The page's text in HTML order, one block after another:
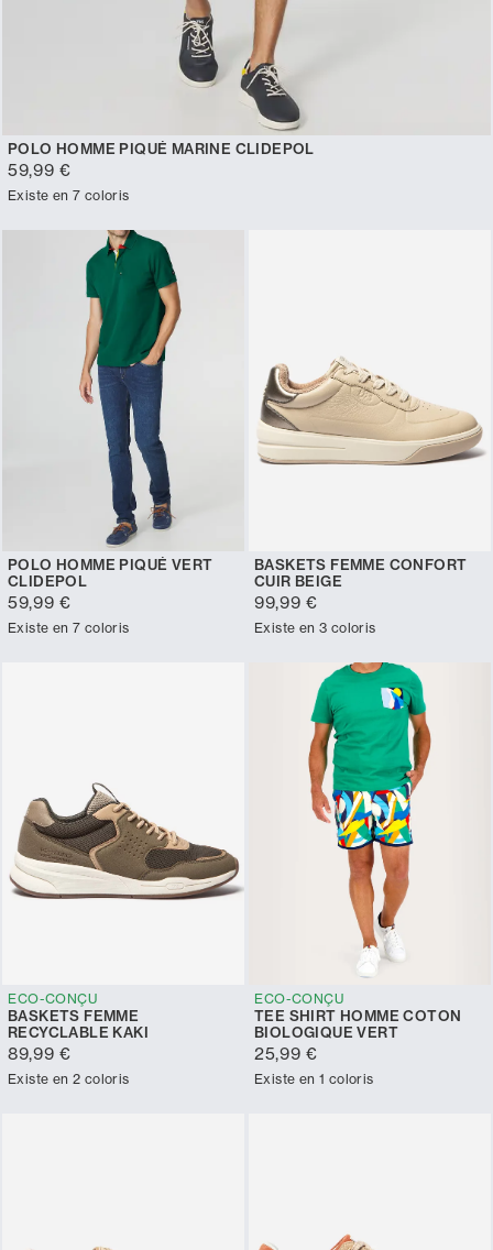
POLO HOMME PIQUÉ MARINE CLIDEPOL
59,99 €
Existe en 7 coloris
POLO HOMME PIQUÉ VERT
CLIDEPOL
59,99 €
Existe en 7 coloris
BASKETS FEMME CONFORT
CUIR BEIGE
99,99 €
Existe en 3 coloris
ECO-CONÇU
BASKETS FEMME
RECYCLABLE KAKI
89,99 €
Existe en 2 coloris
ECO-CONÇU
TEE SHIRT HOMME COTON
BIOLOGIQUE VERT
25,99 €
Existe en 1 coloris